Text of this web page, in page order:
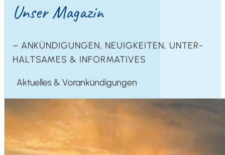
Unser Maga­zin
– ANKÜN­DI­GUN­GEN, NEU­IG­KEI­TEN, UNTER­
HALT­SA­MES & INFORMATIVES
Aktu­el­les & Vorankündigungen